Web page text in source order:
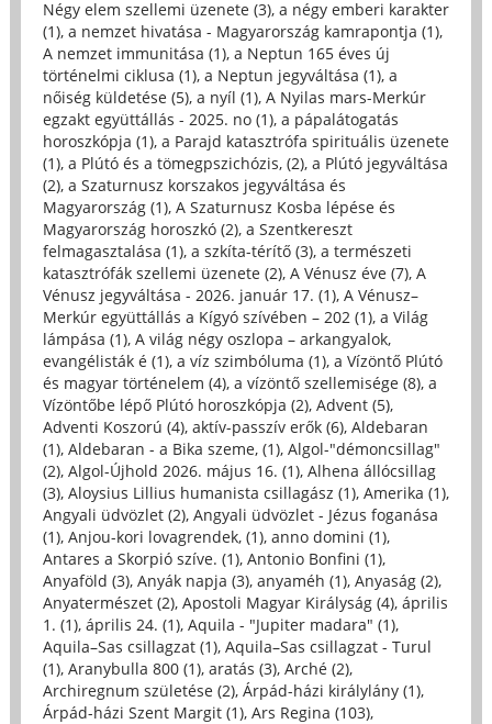
Négy elem szellemi üzenete (3), a négy emberi karakter
(1), a nemzet hivatása - Magyarország kamrapontja (1),
A nemzet immunitása (1), a Neptun 165 éves új
történelmi ciklusa (1), a Neptun jegyváltása (1), a
nőiség küldetése (5), a nyíl (1), A Nyilas mars-Merkúr
egzakt együttállás - 2025. no (1), a pápalátogatás
horoszkópja (1), a Parajd katasztrófa spirituális üzenete
(1), a Plútó és a tömegpszichózis, (2), a Plútó jegyváltása
(2), a Szaturnusz korszakos jegyváltása és
Magyarország (1), A Szaturnusz Kosba lépése és
Magyarország horoszkó (2), a Szentkereszt
felmagasztalása (1), a szkíta-térítő (3), a természeti
katasztrófák szellemi üzenete (2), A Vénusz éve (7), A
Vénusz jegyváltása - 2026. január 17. (1), A Vénusz–
Merkúr együttállás a Kígyó szívében – 202 (1), a Világ
lámpása (1), A világ négy oszlopa – arkangyalok,
evangélisták é (1), a víz szimbóluma (1), a Vízöntő Plútó
és magyar történelem (4), a vízöntő szellemisége (8), a
Vízöntőbe lépő Plútó horoszkópja (2), Advent (5),
Adventi Koszorú (4), aktív-passzív erők (6), Aldebaran
(1), Aldebaran - a Bika szeme, (1), Algol-"démoncsillag"
(2), Algol-Újhold 2026. május 16. (1), Alhena állócsillag
(3), Aloysius Lillius humanista csillagász (1), Amerika (1),
Angyali üdvözlet (2), Angyali üdvözlet - Jézus foganása
(1), Anjou-kori lovagrendek, (1), anno domini (1),
Antares a Skorpió szíve. (1), Antonio Bonfini (1),
Anyaföld (3), Anyák napja (3), anyaméh (1), Anyaság (2),
Anyatermészet (2), Apostoli Magyar Királyság (4), április
1. (1), április 24. (1), Aquila - "Jupiter madara" (1),
Aquila–Sas csillagzat (1), Aquila–Sas csillagzat - Turul
(1), Aranybulla 800 (1), aratás (3), Arché (2),
Archiregnum születése (2), Árpád-házi királylány (1),
Árpád-házi Szent Margit (1), Ars Regina (103),